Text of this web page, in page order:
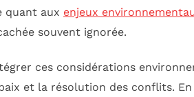
quant aux enjeux
souvent ignorée.
ces considérations
et la résolution des conflits.